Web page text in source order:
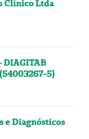
Clínico Ltda
DIAGITAB
5)
e Diagnósticos